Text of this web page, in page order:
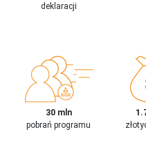
deklaracji
30 mln
pobrań programu